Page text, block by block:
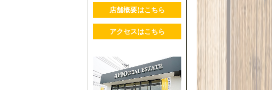
店舗概要はこちら
アクセスはこちら